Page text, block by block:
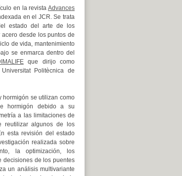
en la revista Advances
en el JCR. Se trata
estado del arte de los
desde los puntos de
de vida, mantenimiento
se enmarca dentro del
que dirijo como
Politècnica de
hormigón se utilizan como
hormigón debido a su
a las limitaciones de
algunos de los
esta revisión del estado
realizada sobre
la optimización, los
decisiones de los puentes
un análisis multivariante